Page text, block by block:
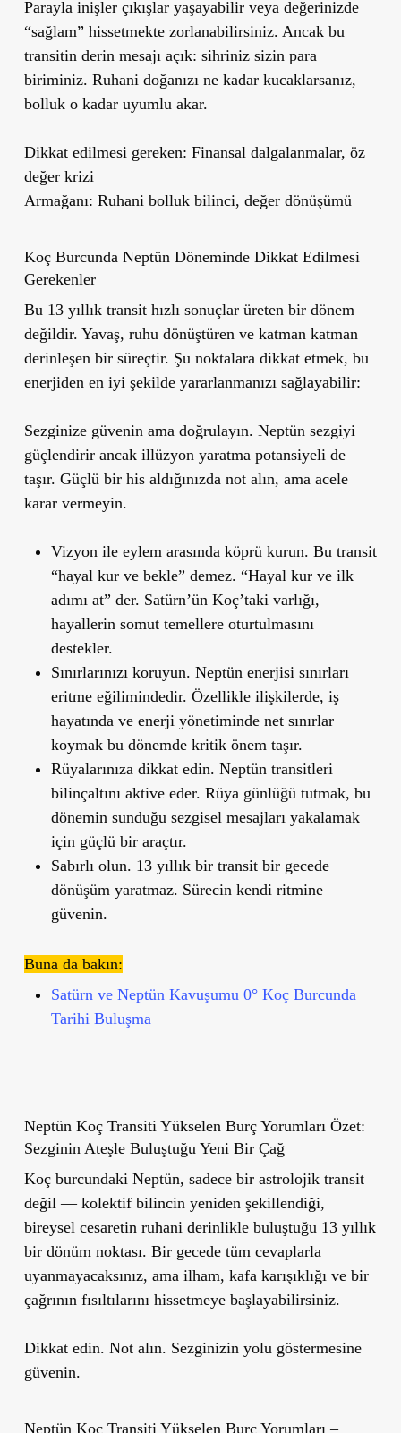
Parayla inişler çıkışlar yaşayabilir veya değerinizde
“sağlam” hissetmekte zorlanabilirsiniz. Ancak bu
transitin derin mesajı açık: sihriniz sizin para
biriminiz. Ruhani doğanızı ne kadar kucaklarsanız,
bolluk o kadar uyumlu akar.
Dikkat edilmesi gereken: Finansal dalgalanmalar, öz
değer krizi
Armağanı: Ruhani bolluk bilinci, değer dönüşümü
Koç Burcunda Neptün Döneminde Dikkat Edilmesi
Gerekenler
Bu 13 yıllık transit hızlı sonuçlar üreten bir dönem
değildir. Yavaş, ruhu dönüştüren ve katman katman
derinleşen bir süreçtir. Şu noktalara dikkat etmek, bu
enerjiden en iyi şekilde yararlanmanızı sağlayabilir:
Sezginize güvenin ama doğrulayın. Neptün sezgiyi
güçlendirir ancak illüzyon yaratma potansiyeli de
taşır. Güçlü bir his aldığınızda not alın, ama acele
karar vermeyin.
Vizyon ile eylem arasında köprü kurun. Bu transit
“hayal kur ve bekle” demez. “Hayal kur ve ilk
adımı at” der. Satürn’ün Koç’taki varlığı,
hayallerin somut temellere oturtulmasını
destekler.
Sınırlarınızı koruyun. Neptün enerjisi sınırları
eritme eğilimindedir. Özellikle ilişkilerde, iş
hayatında ve enerji yönetiminde net sınırlar
koymak bu dönemde kritik önem taşır.
Rüyalarınıza dikkat edin. Neptün transitleri
bilinçaltını aktive eder. Rüya günlüğü tutmak, bu
dönemin sunduğu sezgisel mesajları yakalamak
için güçlü bir araçtır.
Sabırlı olun. 13 yıllık bir transit bir gecede
dönüşüm yaratmaz. Sürecin kendi ritmine
güvenin.
Buna da bakın:
Satürn ve Neptün Kavuşumu 0° Koç Burcunda
Tarihi Buluşma
Neptün Koç Transiti Yükselen Burç Yorumları Özet:
Sezginin Ateşle Buluştuğu Yeni Bir Çağ
Koç burcundaki Neptün, sadece bir astrolojik transit
değil — kolektif bilincin yeniden şekillendiği,
bireysel cesaretin ruhani derinlikle buluştuğu 13 yıllık
bir dönüm noktası. Bir gecede tüm cevaplarla
uyanmayacaksınız, ama ilham, kafa karışıklığı ve bir
çağrının fısıltılarını hissetmeye başlayabilirsiniz.
Dikkat edin. Not alın. Sezginizin yolu göstermesine
güvenin.
Neptün Koç Transiti Yükselen Burç Yorumları –